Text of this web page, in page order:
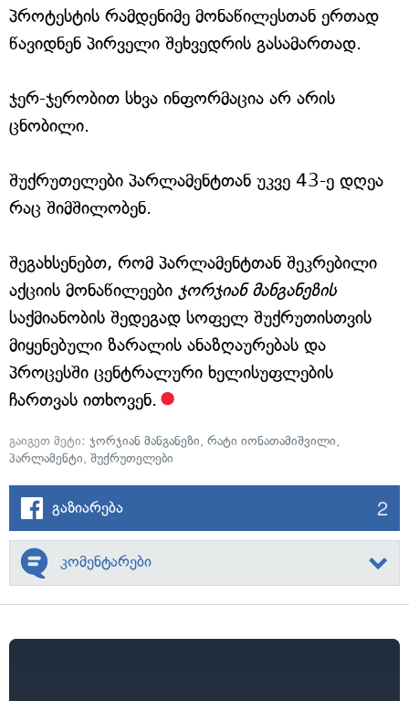
პროტესტის რამდენიმე მონაწილესთან ერთად
წავიდნენ პირველი შეხვედრის გასამართად.
ჯერ-ჯერობით სხვა ინფორმაცია არ არის
ცნობილი.
შუქრუთელები პარლამენტთან უკვე 43-ე დღეა
რაც შიმშილობენ.
შეგახსენებთ, რომ პარლამენტთან შეკრებილი
აქციის მონაწილეები ჯორჯიან მანგანეზის
საქმიანობის შედეგად სოფელ შუქრუთისთვის
მიყენებული ზარალის ანაზღაურებას და
პროცესში ცენტრალური ხელისუფლების
ჩართვას ითხოვენ.
გაიგეთ მეტი: ჯორჯიან მანგანეზი, რატი იონათამიშვილი,
პარლამენტი, შუქრუთელები
გაზიარება 2
კომენტარები